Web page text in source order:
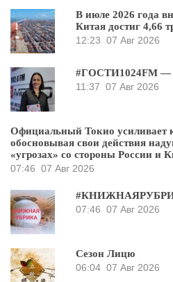
В июле 2026 года
Китая достиг 4,66
12:23 07 Авг 2026
#ГОСТИ1024FM —
11:37 07 Авг 2026
Официальный Токио усиливает
обосновывая свои действия
«угрозах» со стороны России и
07:46 07 Авг 2026
07:46 07 Авг 2026
Сезон Лицю
06:04 07 Авг 2026